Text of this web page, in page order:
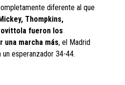
diferente al que
Thompkins,
fueron los
una marcha más, el Madrid
esperanzador 34-44.